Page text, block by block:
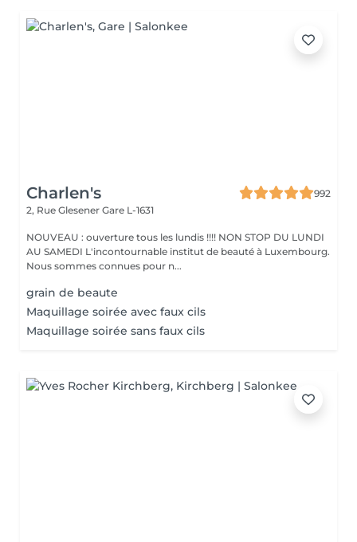
Charlen's
992
2, Rue Glesener Gare L-1631
NOUVEAU : ouverture tous les lundis !!!! NON STOP DU LUNDI
AU SAMEDI L'incontournable institut de beauté à Luxembourg.
Nous sommes connues pour n...
grain de beaute
Maquillage soirée avec faux cils
Maquillage soirée sans faux cils